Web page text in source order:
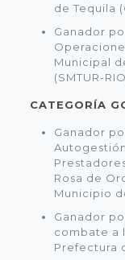
de Tequila
Ganador
Municipal
(SMTUR-
CATEGORÍA
Ganador
Rosa de
Municipio
Ganador
combate a
Prefectura